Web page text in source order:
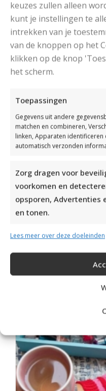
keuzes zullen alleen
kunt je instellingen te
intrekken van je
van de knoppen op het
klikken op de knop
het scherm.
Toepassingen
Gegevens uit andere
matchen en combineren,
linken, Apparaten identificeren
automatisch verzonden
Zorg dragen voor
voorkomen en
opsporen, Advertenties
en tonen.
Lees meer over deze doeleinden